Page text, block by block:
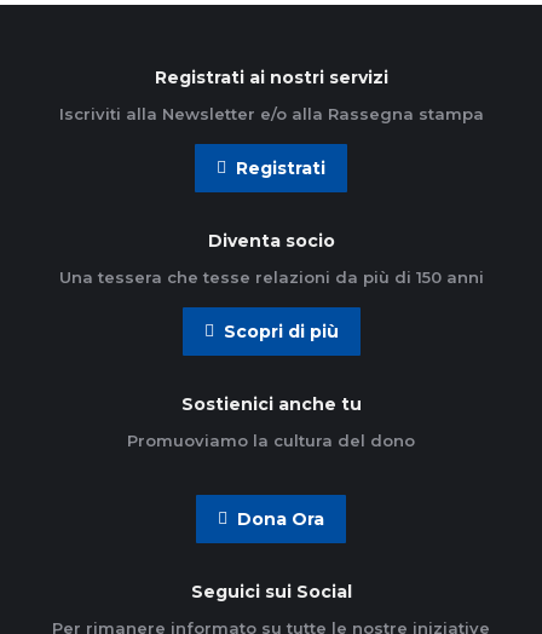
Registrati ai nostri servizi
Iscriviti alla Newsletter e/o alla Rassegna stampa
Registrati
Diventa socio
Una tessera che tesse relazioni da più di 150 anni
Scopri di più
Sostienici anche tu
Promuoviamo la cultura del dono
Dona Ora
Seguici sui Social
Per rimanere informato su tutte le nostre iniziative